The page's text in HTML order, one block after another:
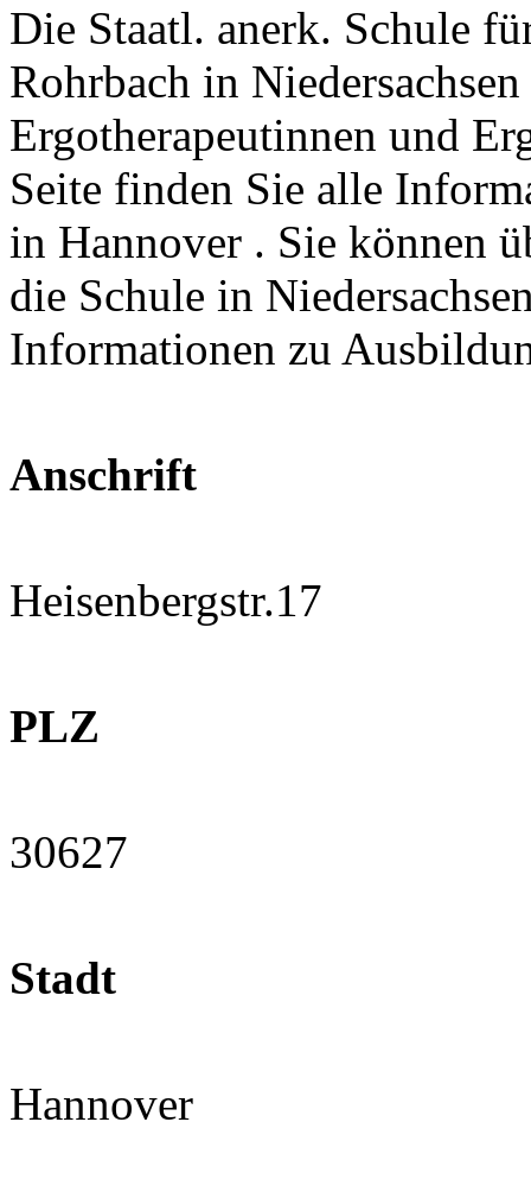
Die Staatl. anerk. Schule
Rohrbach in
Ergotherapeutinnen und
Seite finden Sie alle
in Hannover . Sie können
die Schule in
Informationen zu
Anschrift
Heisenbergstr.17
PLZ
30627
Stadt
Hannover